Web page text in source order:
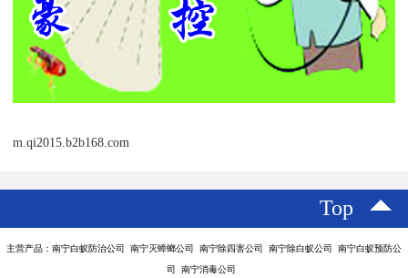
m.qi2015.b2b168.com
Top
主营产品：南宁白蚁防治公司 南宁灭蟑螂公司 南宁除四害公司 南宁除白蚁公司 南宁白蚁预防公
司 南宁消毒公司